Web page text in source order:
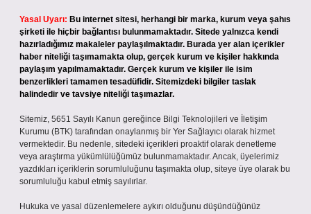
Yasal Uyarı: Bu internet sitesi, herhangi bir marka, kurum veya şahıs
şirketi ile hiçbir bağlantısı bulunmamaktadır. Sitede yalnızca kendi
hazırladığımız makaleler paylaşılmaktadır. Burada yer alan içerikler
haber niteliği taşımamakta olup, gerçek kurum ve kişiler hakkında
paylaşım yapılmamaktadır. Gerçek kurum ve kişiler ile isim
benzerlikleri tamamen tesadüfidir. Sitemizdeki bilgiler taslak
halindedir ve tavsiye niteliği taşımazlar.
Sitemiz, 5651 Sayılı Kanun gereğince Bilgi Teknolojileri ve İletişim
Kurumu (BTK) tarafından onaylanmış bir Yer Sağlayıcı olarak hizmet
vermektedir. Bu nedenle, sitedeki içerikleri proaktif olarak denetleme
veya araştırma yükümlülüğümüz bulunmamaktadır. Ancak, üyelerimiz
yazdıkları içeriklerin sorumluluğunu taşımakta olup, siteye üye olarak bu
sorumluluğu kabul etmiş sayılırlar.
Hukuka ve yasal düzenlemelere aykırı olduğunu düşündüğünüz